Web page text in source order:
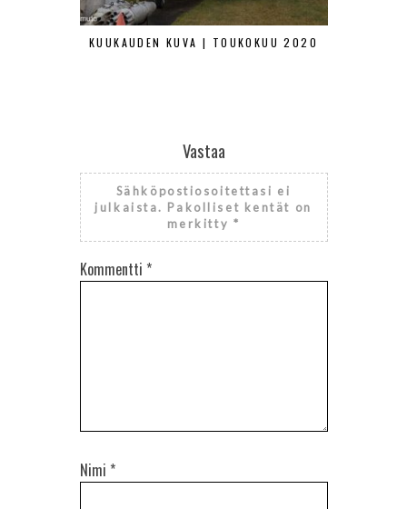
KUUKAUDEN KUVA | TOUKOKUU 2020
Vastaa
Sähköpostiosoitettasi ei
julkaista. Pakolliset kentät on
merkitty *
Kommentti *
Nimi *